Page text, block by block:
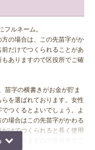
いしても何の問題もありま
指や柔らかい歯ブラシで水
ができます。 保管方法
ースに入れておけば問題あ
の直径16.5ミリまたは18.0
ルネームの場合は、15.0ミ
ミリがおすすめです。女性
より小さいものをお選びに
でも問題ございません。女
代表者としての実印をお作
用意しています。ご入用の
。
す。女性用は、13.5ミリ
フルネーム。
の場合は、この先苗字がか
だけでつくられることがあ
ありますので区役所でご確
苗字の横書きがお金が貯ま
を選ばれております。女性
つくるとよいでしょう。よ
場合はこの先苗字がかわる
けでつくられると長く使用
もありますので区役所でご